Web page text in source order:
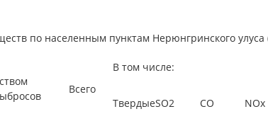
по населенным пунктам Нерюнгринского улуса
Всего
В том числе:
ТвердыеSO2 СО NOx